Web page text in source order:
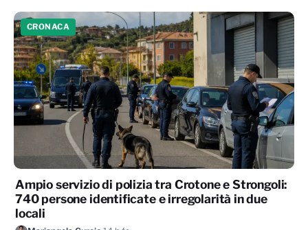
CRONACA
Ampio servizio di polizia tra Crotone e Strongoli:
740 persone identificate e irregolarità in due
locali